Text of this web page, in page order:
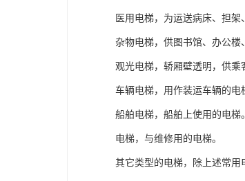
医用电梯，为运送病床、担架
杂物电梯，供图书馆、办公楼
观光电梯，轿厢壁透明，供乘
车辆电梯，用作装运车辆的电
船舶电梯，船舶上使用的电梯。
电梯，与维修用的电梯。
其它类型的电梯，除上述常用